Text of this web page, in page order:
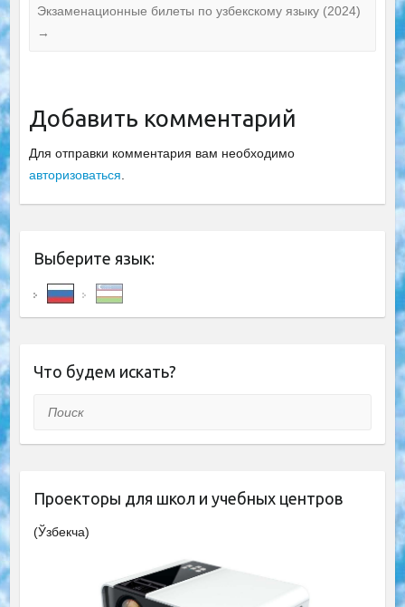
Экзаменационные билеты по узбекскому языку (2024)
→
Добавить комментарий
Для отправки комментария вам необходимо
авторизоваться.
Выберите язык:
Что будем искать?
Поиск
Проекторы для школ и учебных центров
(Ўзбекча)